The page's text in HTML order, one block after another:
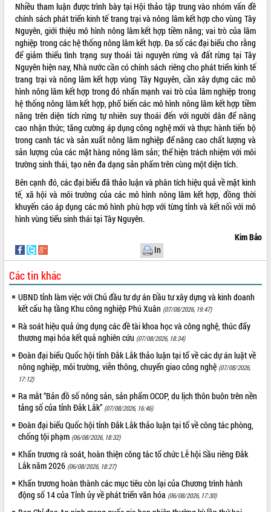
Hội nghị UBND tỉnh Đắk Lắk thường kỳ
tháng 7/2026
Lễ truy tặng danh hiệu “Bà Mẹ Việt
Nam Anh hùng” và trao Huân chương
Lao động
UBND tỉnh Đắk Lắk triển khai nhiệm
vụ 6 tháng cuối năm 2026
Kỳ họp thứ Hai, Hội đồng nhân dân
tỉnh khóa XI quyết nghị nhiều nội dung
quan trọng
Bí thư Tỉnh ủy Lương Nguyễn Minh
Triết thăm, tặng quà người có công với
cách mạng
Rà soát, hoàn thiện hệ thống thiết chế
văn hóa, thể thao đáp ứng yêu cầu
phát triển mới
Thường trực HĐND tỉnh Đắk Lắk gặp
Minh
Lễ truy điệu và an táng hài cốt liệt sĩ
tại Nghĩa trang Liệt sĩ xã Sơn Hòa
Bàn giải pháp tháo gỡ khó khăn trong
xuất khẩu sầu riêng và triển khai quy
định EUDR
Thứ trưởng Bộ Nông nghiệp và Môi
trường Nguyễn Hoàng Hiệp khảo sát
vùng trồng và doanh nghiệp đóng gói
sầu riêng tại Đắk Lắk
Trình diễn nghệ thuật chế biến các
món ăn từ sầu riêng
Đắk Lắk công bố Quy hoạch và xúc
tiến đầu tư tỉnh
Ngành cá ngừ Đắk Lắk chủ động thích
ứng để giữ vững thị trường xuất khẩu
Diễn đàn Kinh tế tư nhân Việt Nam đột
phá cơ chế - Hợp tác công tư
Đề án 06 tạo bước ngoặt đột phá trong
cải cách hành chính tỉnh Đắk Lắk
ALBUM ẢNH
LIÊN KẾT WEB
THỐNG KÊ TRUY CẬP
Hôm nay: 3373
Tất cả:
66048696
Nhiều tham luận được trình bày tại Hội thảo tập trung vào nhóm vấn đề
chính sách phát triển kinh tế trang trại và nông lâm kết hợp cho vùng Tây
Nguyên, giới thiệu mô hình nông lâm kết hợp tiềm năng; vai trò của lâm
nghiệp trong các hệ thống nông lâm kết hợp. Đa số các đại biểu cho rằng
để giảm thiểu tình trạng suy thoái tài nguyên rừng và đất rừng tại Tây
Nguyên hiện nay, Nhà nước cần có chính sách riêng cho phát triển kinh tế
trang trại và nông lâm kết hợp vùng Tây Nguyên, cần xây dựng các mô
hình nông lâm kết hợp trong đó nhấn mạnh vai trò của lâm nghiệp trong
hệ thống nông lâm kết hợp, phổ biến các mô hình nông lâm kết hợp tiềm
năng trên diện tích rừng tự nhiên suy thoái đến với người dân để nâng
cao nhận thức; tăng cường áp dụng công nghệ mới và thực hành tiến bộ
trong canh tác và sản xuất nông lâm nghiệp để nâng cao chất lượng và
sản lượng của các mặt hàng nông lâm sản; thể hiện trách nhiệm với môi
trường sinh thái, tạo nên đa dạng sản phẩm trên cùng một diện tích.
Bên cạnh đó, các đại biểu đã thảo luận và phân tích hiệu quả về mặt kinh
tế, xã hội và môi trường của các mô hình nông lâm kết hợp, đồng thời
khuyến cáo áp dụng các mô hình phù hợp với từng tỉnh và kết nối với mô
hình vùng tiểu sinh thái tại Tây Nguyên.
Kim Bảo
In
Các tin khác
UBND tỉnh làm việc với Chủ đầu tư dự án Đầu tư xây dựng và kinh doanh
kết cấu hạ tầng Khu công nghiệp Phú Xuân (07/08/2026, 19:47)
Rà soát hiệu quả ứng dụng các đề tài khoa học và công nghệ, thúc đẩy
thương mại hóa kết quả nghiên cứu (07/08/2026, 18:34)
Đoàn đại biểu Quốc hội tỉnh Đắk Lắk thảo luận tại tổ về các dự án luật về
nông nghiệp, môi trường, viễn thông, chuyển giao công nghệ (07/08/2026,
17:12)
Ra mắt “Bản đồ số nông sản, sản phẩm OCOP, du lịch thôn buôn trên nền
tảng số của tỉnh Đắk Lắk” (07/08/2026, 16:46)
Đoàn đại biểu Quốc hội tỉnh Đắk Lắk thảo luận tại tổ về công tác phòng,
chống tội phạm (06/08/2026, 18:32)
Khẩn trương rà soát, hoàn thiện công tác tổ chức Lễ hội Sầu riêng Đắk
Lắk năm 2026 (06/08/2026, 18:27)
Khẩn trương hoàn thành các mục tiêu còn lại của Chương trình hành
động số 14 của Tỉnh ủy về phát triển văn hóa (06/08/2026, 17:30)